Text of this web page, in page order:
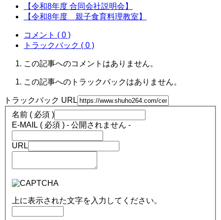
【令和8年度 合同会社説明会】
【令和8年度 親子食育料理教室】
コメント ( 0 )
トラックバック ( 0 )
この記事へのコメントはありません。
この記事へのトラックバックはありません。
トラックバック URL
名前 ( 必須 )
E-MAIL ( 必須 ) - 公開されません -
URL
上に表示された文字を入力してください。